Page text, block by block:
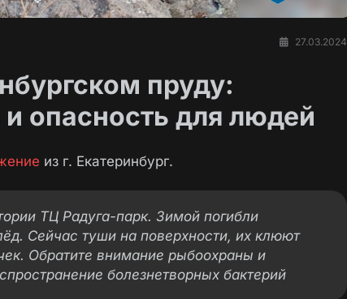
27.03.2024
пруду:
опасность для людей
из г. Екатеринбург.
ТЦ Радуга-парк. Зимой погибли
Сейчас туши на поверхности, их клюют
Обратите внимание рыбоохраны и
болезнетворных бактерий